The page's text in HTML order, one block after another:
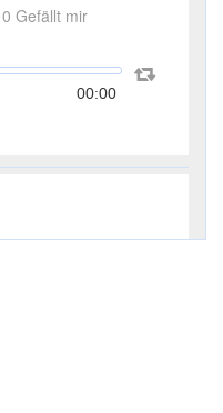
0 Gefällt mir
00:00